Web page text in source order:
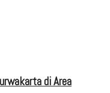
di Area